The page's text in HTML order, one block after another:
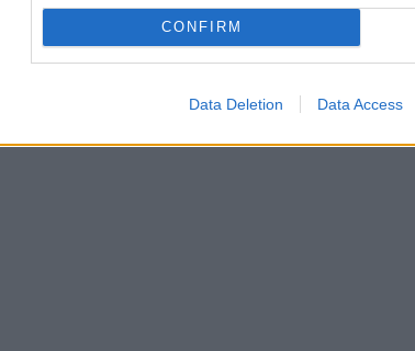
CONFIRM
Data Deletion Data Access